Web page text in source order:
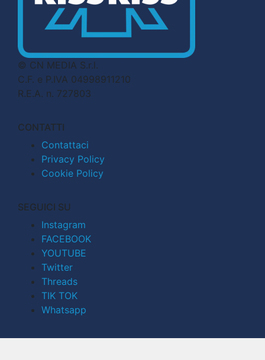
© CN MEDIA S.r.l.
C.F. e P.IVA 04998911210
R.E.A. n. 727803
CONTATTI
Contattaci
Privacy Policy
Cookie Policy
SEGUICI SU
Instagram
FACEBOOK
YOUTUBE
Twitter
Threads
TIK TOK
Whatsapp